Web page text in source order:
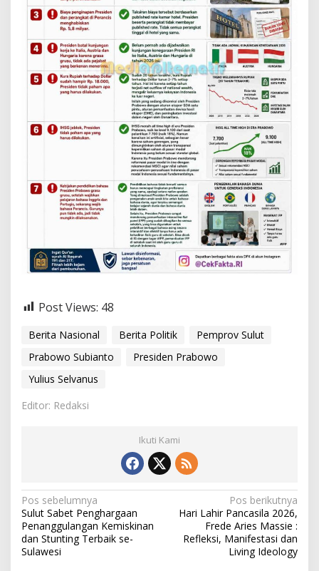
Post Views: 48
Berita Nasional Berita Politik
Pemprov Sulut
Prabowo Subianto
Presiden Prabowo
Yulius Selvanus
Editor: Redaksi
Ikuti Kami
N
a
v
Pos sebelumnya
Sulut Sabet Penghargaan
Penanggulangan Kemiskinan
dan Stunting Terbaik se-
Sulawesi
Pos berikutnya
Hari Lahir Pancasila 2026,
Frede Aries Massie :
Refleksi, Manifestasi dan
Living Ideology